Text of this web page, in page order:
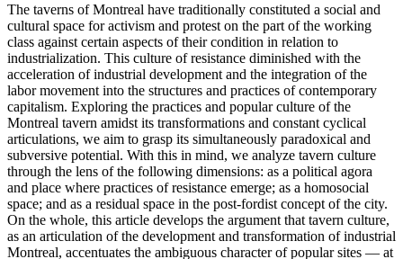
The taverns of Montreal have traditionally constituted a social and
cultural space for activism and protest on the part of the working
class against certain aspects of their condition in relation to
industrialization. This culture of resistance diminished with the
acceleration of industrial development and the integration of the
labor movement into the structures and practices of contemporary
capitalism. Exploring the practices and popular culture of the
Montreal tavern amidst its transformations and constant cyclical
articulations, we aim to grasp its simultaneously paradoxical and
subversive potential. With this in mind, we analyze tavern culture
through the lens of the following dimensions: as a political agora
and place where practices of resistance emerge; as a homosocial
space; and as a residual space in the post-fordist concept of the city.
On the whole, this article develops the argument that tavern culture,
as an articulation of the development and transformation of industrial
Montreal, accentuates the ambiguous character of popular sites — at